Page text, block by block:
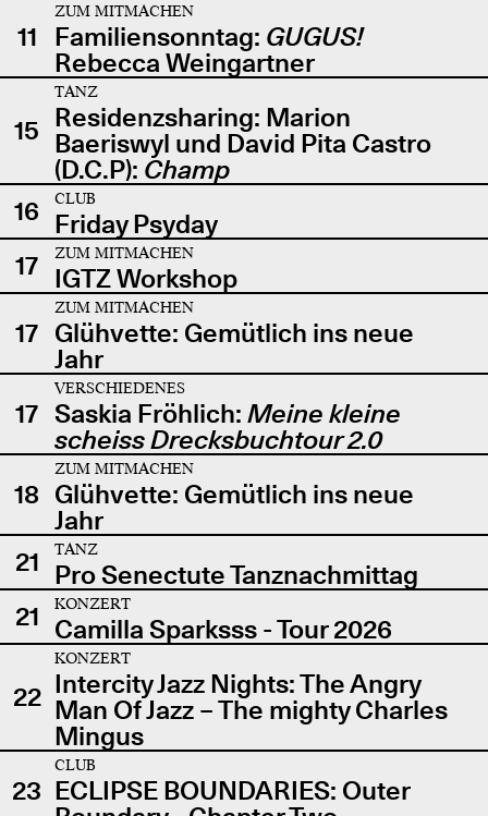
11
ZUM MITMACHEN
Familiensonntag: GUGUS!
Rebecca Weingartner
15
TANZ
Residenzsharing: Marion
Baeriswyl und David Pita Castro
(D.C.P): Champ
16
CLUB
Friday Psyday
17
ZUM MITMACHEN
IGTZ Workshop
17
ZUM MITMACHEN
Glühvette: Gemütlich ins neue
Jahr
17
VERSCHIEDENES
Saskia Fröhlich: Meine kleine
scheiss Drecksbuchtour 2.0
18
ZUM MITMACHEN
Glühvette: Gemütlich ins neue
Jahr
21
TANZ
Pro Senectute Tanznachmittag
21
KONZERT
Camilla Sparksss - Tour 2026
22
KONZERT
Intercity Jazz Nights: The Angry
Man Of Jazz – The mighty Charles
Mingus
23
CLUB
ECLIPSE BOUNDARIES: Outer